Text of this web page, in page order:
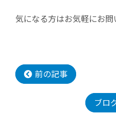
気になる方はお気軽にお
前の記事
ブロ